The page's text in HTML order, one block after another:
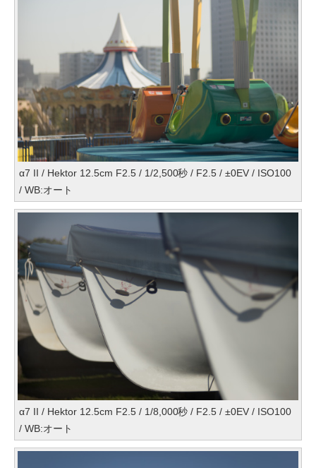
α7 II / Hektor 12.5cm F2.5 / 1/2,500秒 / F2.5 / ±0EV / ISO100
/ WB:オート
α7 II / Hektor 12.5cm F2.5 / 1/8,000秒 / F2.5 / ±0EV / ISO100
/ WB:オート